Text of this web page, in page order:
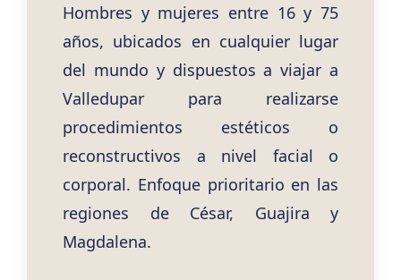
Hombres y mujeres entre 16 y 75
años, ubicados en cualquier lugar
del mundo y dispuestos a viajar a
Valledupar para realizarse
procedimientos estéticos o
reconstructivos a nivel facial o
corporal. Enfoque prioritario en las
regiones de César, Guajira y
Magdalena.